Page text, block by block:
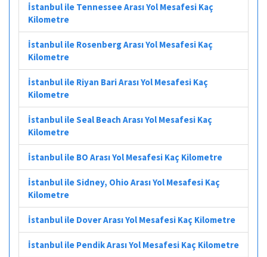
İstanbul ile Tennessee Arası Yol Mesafesi Kaç
Kilometre
İstanbul ile Rosenberg Arası Yol Mesafesi Kaç
Kilometre
İstanbul ile Riyan Bari Arası Yol Mesafesi Kaç
Kilometre
İstanbul ile Seal Beach Arası Yol Mesafesi Kaç
Kilometre
İstanbul ile BO Arası Yol Mesafesi Kaç Kilometre
İstanbul ile Sidney, Ohio Arası Yol Mesafesi Kaç
Kilometre
İstanbul ile Dover Arası Yol Mesafesi Kaç Kilometre
İstanbul ile Pendik Arası Yol Mesafesi Kaç Kilometre